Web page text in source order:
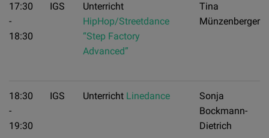
17:30
-
18:30
IGS
Unterricht
HipHop/Streetdance
“Step Factory
Advanced”
Tina
Münzenberger
18:30
-
19:30
IGS Unterricht Linedance
Sonja
Bockmann-
Dietrich